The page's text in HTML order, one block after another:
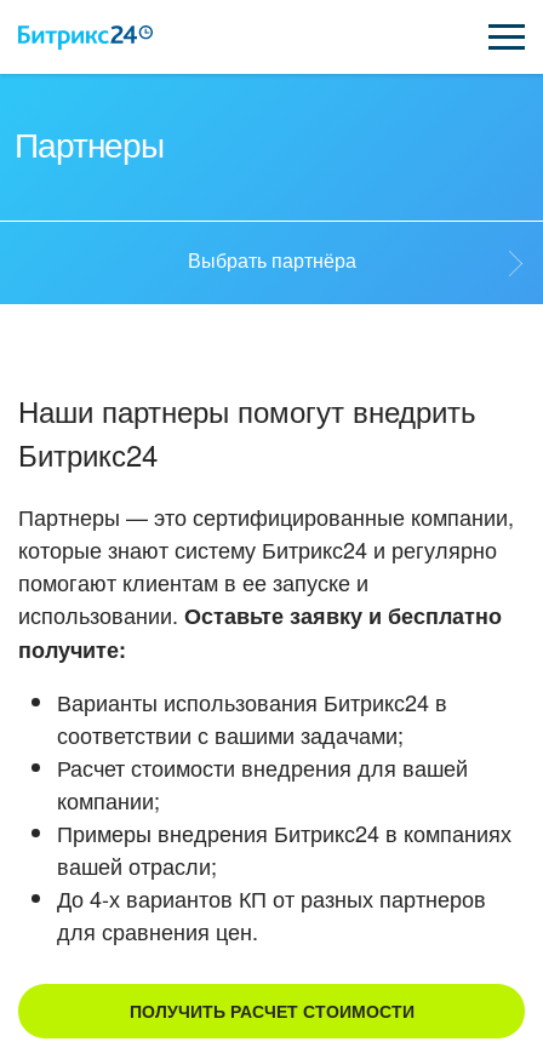
ВХОД
Партнеры
Стать партнёром
Кейсы партнеров
Смотреть видеокейсы
Выбрать партнёра
Наши партнеры помогут внедрить
Битрикс24
Партнеры — это сертифицированные компании,
которые знают систему Битрикс24 и регулярно
помогают клиентам в ее запуске и
использовании. Оставьте заявку и бесплатно
получите:
Варианты использования Битрикс24 в
соответствии с вашими задачами;
Расчет стоимости внедрения для вашей
компании;
Примеры внедрения Битрикс24 в компаниях
вашей отрасли;
До 4-х вариантов КП от разных партнеров
для сравнения цен.
ПОЛУЧИТЬ РАСЧЕТ СТОИМОСТИ